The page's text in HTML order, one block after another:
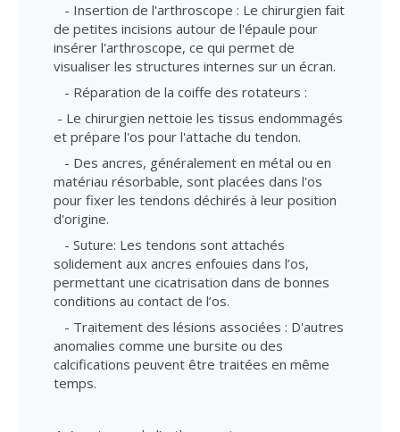
- Insertion de l'arthroscope : Le chirurgien fait
de petites incisions autour de l'épaule pour
insérer l'arthroscope, ce qui permet de
visualiser les structures internes sur un écran.
- Réparation de la coiffe des rotateurs :
- Le chirurgien nettoie les tissus endommagés
et prépare l'os pour l'attache du tendon.
- Des ancres, généralement en métal ou en
matériau résorbable, sont placées dans l'os
pour fixer les tendons déchirés à leur position
d'origine.
- Suture: Les tendons sont attachés
solidement aux ancres enfouies dans l’os,
permettant une cicatrisation dans de bonnes
conditions au contact de l’os.
- Traitement des lésions associées : D'autres
anomalies comme une bursite ou des
calcifications peuvent être traitées en même
temps.